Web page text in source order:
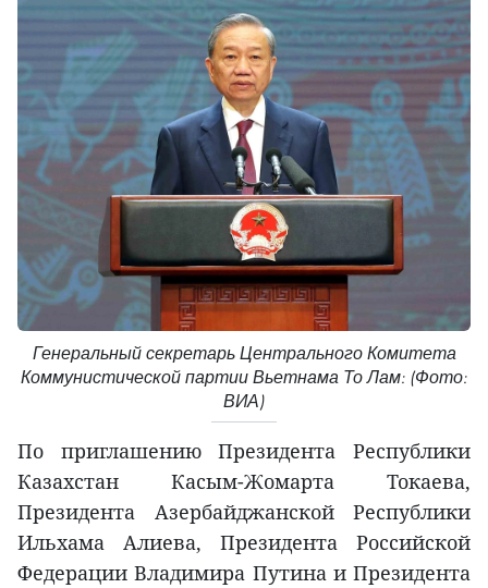
Генеральный секретарь Центрального Комитета
Коммунистической партии Вьетнама То Лам: (Фото:
ВИА)
По приглашению Президента Республики
Казахстан Касым-Жомарта Токаева,
Президента Азербайджанской Республики
Ильхама Алиева, Президента Российской
Федерации Владимира Путина и Президента